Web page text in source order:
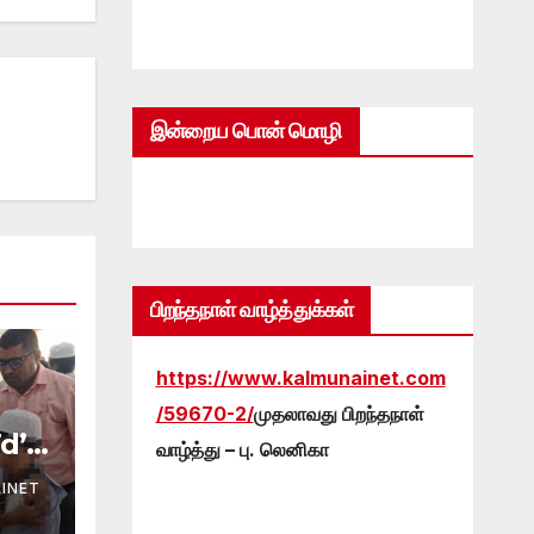
இன்றைய பொன் மொழி
பிறந்தநாள் வாழ்த்துக்கள்
https://www.kalmunainet.com
/59670-2/முதலாவது பிறந்தநாள்
வாழ்த்து – பு. லெனிகா